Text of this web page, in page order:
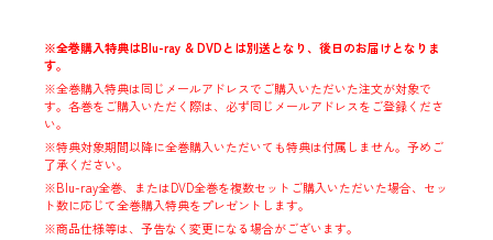
※全巻購入特典はBlu-ray & DVDとは別送となり、後日のお届けとなりま
す。
※全巻購入特典は同じメールアドレスでご購入いただいた注文が対象で
す。各巻をご購入いただく際は、必ず同じメールアドレスをご登録くださ
い。
※特典対象期間以降に全巻購入いただいても特典は付属しません。予めご
了承ください。
※Blu-ray全巻、またはDVD全巻を複数セットご購入いただいた場合、セッ
ト数に応じて全巻購入特典をプレゼントします。
※商品仕様等は、予告なく変更になる場合がございます。